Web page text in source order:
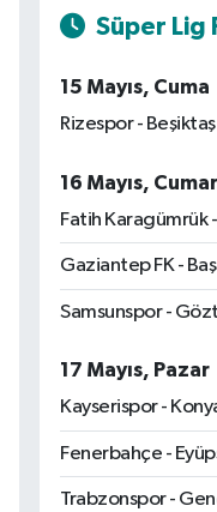
Süper Lig
15 Mayıs, Cuma
Rizespor - Beşiktaş
16 Mayıs,
Fatih Karagümrük
Gaziantep FK -
Samsunspor -
17 Mayıs, Pazar
Kayserispor -
Fenerbahçe -
Trabzonspor -